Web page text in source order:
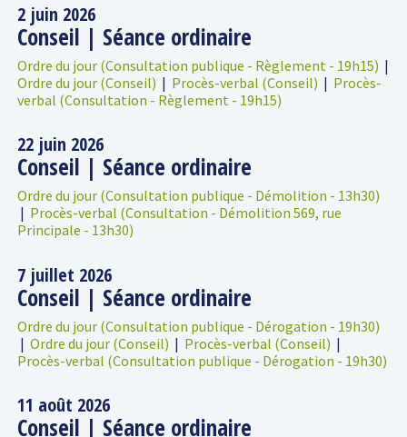
2 juin 2026
Conseil | Séance ordinaire
Ordre du jour (Consultation publique - Règlement - 19h15) |
Ordre du jour (Conseil) | Procès-verbal (Conseil) | Procès-
verbal (Consultation - Règlement - 19h15)
22 juin 2026
Conseil | Séance ordinaire
Ordre du jour (Consultation publique - Démolition - 13h30)
| Procès-verbal (Consultation - Démolition 569, rue
Principale - 13h30)
7 juillet 2026
Conseil | Séance ordinaire
Ordre du jour (Consultation publique - Dérogation - 19h30)
| Ordre du jour (Conseil) | Procès-verbal (Conseil) |
Procès-verbal (Consultation publique - Dérogation - 19h30)
11 août 2026
Conseil | Séance ordinaire